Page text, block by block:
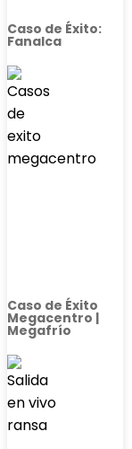
Caso de Éxito:
Fanalca
Caso de Éxito
Megacentro |
Megafrío